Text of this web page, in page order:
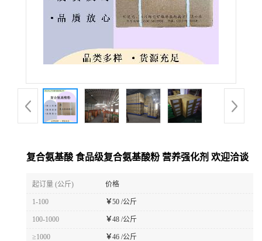
复合氨基酸 食品级复合氨基酸粉 营养强化剂 欢迎洽谈
起订量 (公斤) 价格
1-100 ￥50 /公斤
100-1000 ￥48 /公斤
≥1000 ￥46 /公斤